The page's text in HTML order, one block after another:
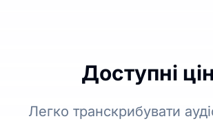
Доступні
Легко транскрибувати